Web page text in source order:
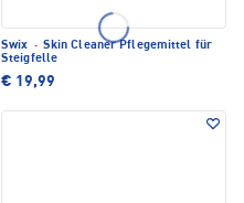
Swix · Skin Cleaner Pflegemittel für
Steigfelle
€ 19,99